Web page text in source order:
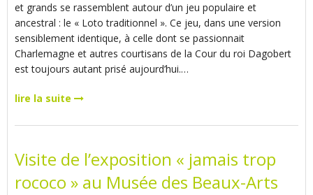
et grands se rassemblent autour d’un jeu populaire et
ancestral : le « Loto traditionnel ». Ce jeu, dans une version
sensiblement identique, à celle dont se passionnait
Charlemagne et autres courtisans de la Cour du roi Dagobert
est toujours autant prisé aujourd’hui.…
lire la suite
Visite de l’exposition « jamais trop
rococo » au Musée des Beaux-Arts